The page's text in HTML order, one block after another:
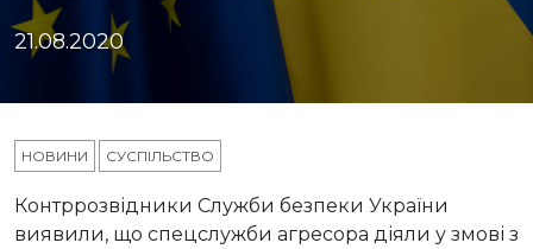
21.08.2020
НОВИНИ СУСПІЛЬСТВО
Контррозвідники Служби безпеки України
виявили, що спецслужби агресора діяли у змові з